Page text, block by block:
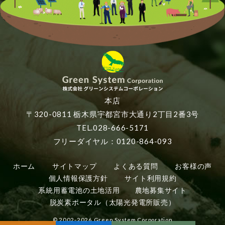
本店
〒320-0811 栃木県宇都宮市大通り2丁目2番3号
TEL.028-666-5171
フリーダイヤル：0120-864-093
ホーム サイトマップ よくある質問
お客様の声
個人情報保護方針
サイト利用規約
系統用蓄電池の土地活用
農地募集サイト
脱炭素ポータル（太陽光発電所販売）
© 2002-2026 Green System Corporation